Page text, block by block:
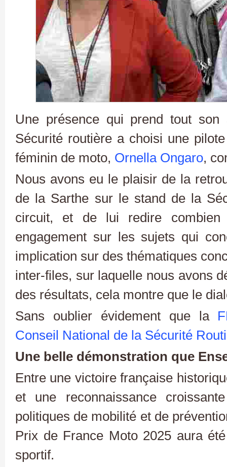
Une présence qui prend tout
Sécurité routière a choisi une
féminin de moto, Ornella Ongaro,
Nous avons eu le plaisir de la
de la Sarthe sur le stand de la
circuit, et de lui redire combien
engagement sur les sujets qui
implication sur des thématiques
inter-files, sur laquelle nous avons
des résultats, cela montre que le
Sans oublier évidement que la
Conseil National de la Sécurité
Une belle démonstration que
Entre une victoire française
et une reconnaissance
politiques de mobilité et de
Prix de France Moto 2025 aura
sportif.